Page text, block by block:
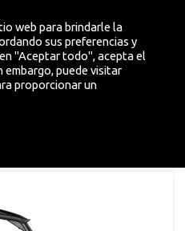
ATV
web para brindarle la
sus preferencias y
"Aceptar todo", acepta el
embargo, puede visitar
proporcionar un